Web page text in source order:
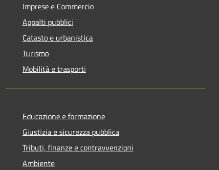
Imprese e Commercio
Appalti pubblici
Catasto e urbanistica
Turismo
Mobilità e trasporti
Educazione e formazione
Giustizia e sicurezza pubblica
Tributi, finanze e contravvenzioni
Ambiente